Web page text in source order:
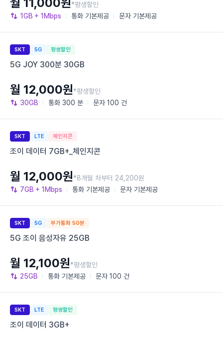
1GB + 1Mbps 통화 기본제공 문자 기본제공
*평생할인
SKT 5G 평생할인
5G JOY 300분 30GB
30GB 통화 300 분 문자 100 건
월 12,000원*평생할인
SKT LTE 체인지콘
조이 데이터 7GB+_체인지콘
7GB + 1Mbps 통화 기본제공 문자 기본제공
월 12,000원*8개월 차부터 24,200원
SKT 5G 부가통화 50분
5G 조이 음성자유 25GB
25GB 통화 기본제공 문자 100 건
월 12,100원*평생할인
SKT LTE 평생할인
조이 데이터 3GB+